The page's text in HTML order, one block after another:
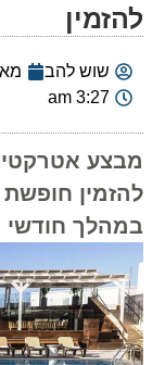
להזמין
שוש להב
מאי 14,
3:27 am
מבצע
להזמין
במהלך חודשי